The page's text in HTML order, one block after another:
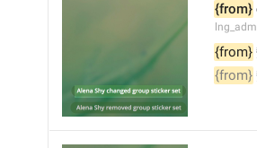
{from}
{from}
{from}